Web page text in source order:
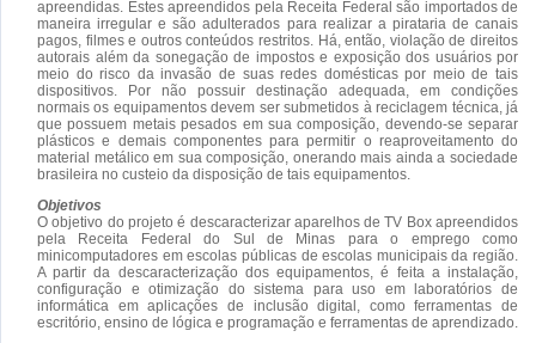
apreendidas. Estes apreendidos pela Receita Federal são importados de
maneira irregular e são adulterados para realizar a pirataria de canais
pagos, filmes e outros conteúdos restritos. Há, então, violação de direitos
autorais além da sonegação de impostos e exposição dos usuários por
meio do risco da invasão de suas redes domésticas por meio de tais
dispositivos. Por não possuir destinação adequada, em condições
normais os equipamentos devem ser submetidos à reciclagem técnica, já
que possuem metais pesados em sua composição, devendo-se separar
plásticos e demais componentes para permitir o reaproveitamento do
material metálico em sua composição, onerando mais ainda a sociedade
brasileira no custeio da disposição de tais equipamentos.
Objetivos
O objetivo do projeto é descaracterizar aparelhos de TV Box apreendidos
pela Receita Federal do Sul de Minas para o emprego como
minicomputadores em escolas públicas de escolas municipais da região.
A partir da descaracterização dos equipamentos, é feita a instalação,
configuração e otimização do sistema para uso em laboratórios de
informática em aplicações de inclusão digital, como ferramentas de
escritório, ensino de lógica e programação e ferramentas de aprendizado.